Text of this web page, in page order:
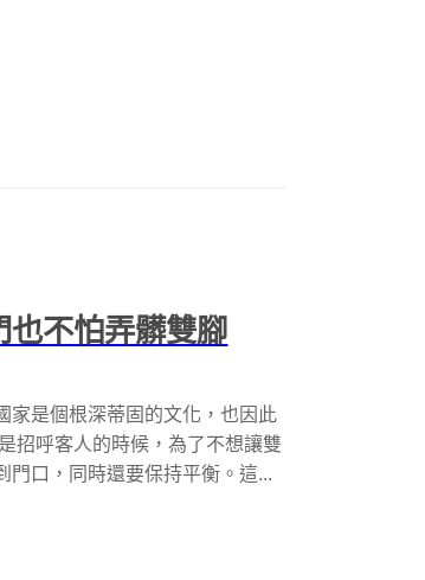
也不怕弄髒雙腳
家是個根深蒂固的文化，也因此
招呼客人的時候，為了不想讓雙
門口，同時還要保持平衡。這...